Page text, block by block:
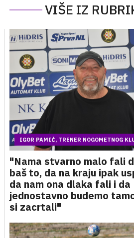
VIŠE IZ
IGOR PAMIĆ, TRENER NOGOMETNOG
"Nama stvarno malo fali
baš to, da na kraju ipak
da nam ona dlaka fali i da
jednostavno budemo
si zacrtali"